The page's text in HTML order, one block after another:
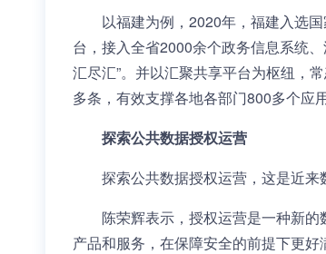
以福建为例，2020年，福建入选
台，接入全省2000余个政务信息系统
汇尽汇”。并以汇聚共享平台为枢纽，
多条，有效支撑各地各部门800多个应用
探索公共数据授权运营
探索公共数据授权运营，这是近来
陈荣辉表示，授权运营是一种新
产品和服务，在保障安全的前提下更